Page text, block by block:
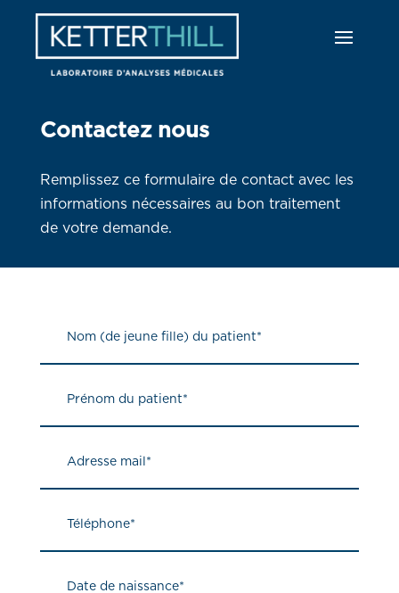
Contactez nous
Remplissez ce formulaire de contact avec les
informations nécessaires au bon traitement
de votre demande.